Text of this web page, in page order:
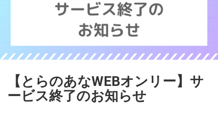
【とらのあなWEBオンリー】サ
ービス終了のお知らせ